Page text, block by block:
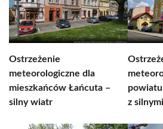
Ostrzeżenie
meteorologiczne dla
mieszkańców Łańcuta –
silny wiatr
powiatu
z